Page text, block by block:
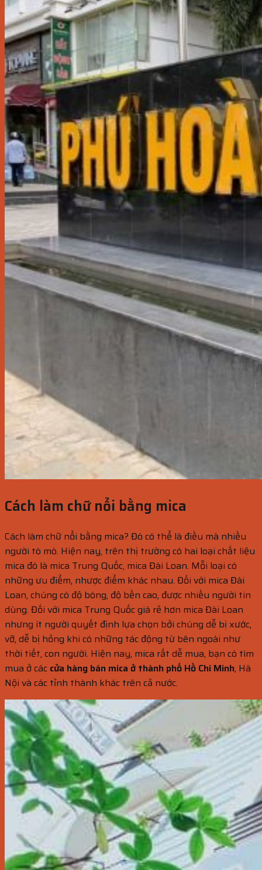
Cách làm chữ nổi bằng mica
Cách làm chữ nổi bằng mica? Đó có thể là điều mà nhiều
người tò mò. Hiện nay, trên thị trường có hai loại chất liệu
mica đó là mica Trung Quốc, mica Đài Loan. Mỗi loại có
những ưu điểm, nhược điểm khác nhau. Đối với mica Đài
Loan, chúng có độ bóng, độ bền cao, được nhiều người tin
dùng. Đối với mica Trung Quốc giá rẻ hơn mica Đài Loan
nhưng ít người quyết định lựa chọn bởi chúng dễ bị xước,
vỡ, dễ bị hỏng khi có những tác động từ bên ngoài như
thời tiết, con người. Hiện nay, mica rất dễ mua, bạn có tìm
mua ở các cửa hàng bán mica ở thành phố Hồ Chí Minh, Hà
Nội và các tỉnh thành khác trên cả nước.